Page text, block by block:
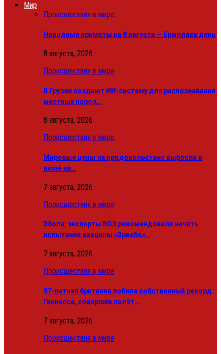
Мир
Происшествия в мире
Народные приметы на 8 августа — Ермолаев день
8 августа, 2026
Происшествия в мире
В Грузии создают ИИ-систему для распознавания
местных пород…
8 августа, 2026
Происшествия в мире
Мировые цены на продовольствие выросли в
июле на…
7 августа, 2026
Происшествия в мире
Эбола: эксперты ВОЗ рекомендовали начать
испытания вакцины «Эрвебо»…
7 августа, 2026
Происшествия в мире
97-летняя британка побила собственный рекорд
Гиннесса, совершив полёт…
7 августа, 2026
Происшествия в мире